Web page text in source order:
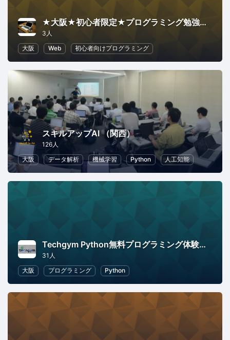
★大阪★初心者限定★プログラミング勉強コミュニティ
3人
大阪
Web 初心者向けプログラミング
スキルアップAI （関西）
126人
大阪
データ解析 機械学習 Python 人工知能
Techgym Python無料プログラミング体験講座
31人
大阪
プログラミング Python